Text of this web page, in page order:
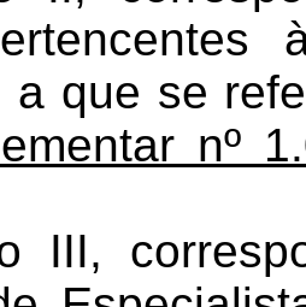
a que se
nº
III,